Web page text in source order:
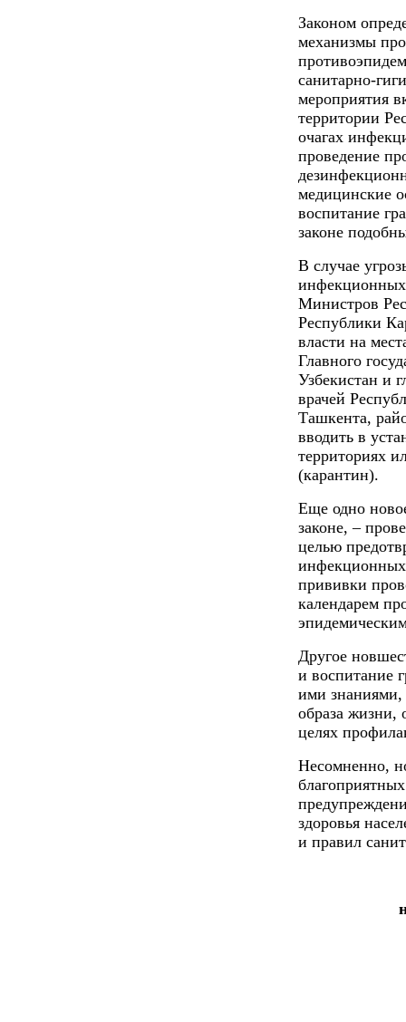
Законом
механизмы
санитарно-
мероприятия
территории
очагах
проведение
медицинские
воспитание
законе
В случае
инфекционных
Министров
Республики
власти на
Главного
Узбекистан и
врачей
Ташкента,
вводить в
территориях
(карантин).
Еще одно
законе, –
целью
инфекционных
прививки
календарем
Другое
и воспитание
ими знаниями,
образа жизни,
целях
Несомненно,
здоровья
и правил